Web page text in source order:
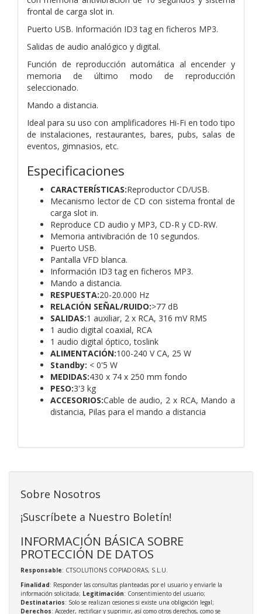
frontal de carga slot in.
Puerto USB. Información ID3 tag en ficheros MP3.
Salidas de audio analógico y digital.
Función de reproducción automática al encender y
memoria de último modo de reproducción
seleccionado.
Mando a distancia.
Ideal para su uso con amplificadores Hi-Fi en todo tipo
de instalaciones, restaurantes, bares, pubs, salas de
eventos, gimnasios, etc.
Especificaciones
CARACTERÍSTICAS:Reproductor CD/USB.
Mecanismo lector de CD con sistema frontal de
carga slot in.
Reproduce CD audio y MP3, CD-R y CD-RW.
Memoria antivibración de 10 segundos.
Puerto USB.
Pantalla VFD blanca.
Información ID3 tag en ficheros MP3.
Mando a distancia.
RESPUESTA:20-20.000 Hz
RELACIÓN SEÑAL/RUIDO:>77 dB
SALIDAS:1 auxiliar, 2 x RCA, 316 mV RMS
1 audio digital coaxial, RCA
1 audio digital óptico, toslink
ALIMENTACIÓN:100-240 V CA, 25 W
Standby: < 0'5 W
MEDIDAS:430 x 74 x 250 mm fondo
PESO:3'3 kg
ACCESORIOS:Cable de audio, 2 x RCA, Mando a
distancia, Pilas para el mando a distancia
Sobre Nosotros
¡Suscríbete a Nuestro Boletín!
INFORMACIÓN BÁSICA SOBRE
PROTECCIÓN DE DATOS
Responsable: CTSOLUTIONS COPIADORAS, S.L.U.
Finalidad: Responder las consultas planteadas por el usuario y enviarle la
información solicitada; Legitimación: Consentimiento del usuario;
Destinatarios: Solo se realizan cesiones si existe una obligación legal;
Derechos: Acceder, rectificar y suprimir, así como otros derechos, como se